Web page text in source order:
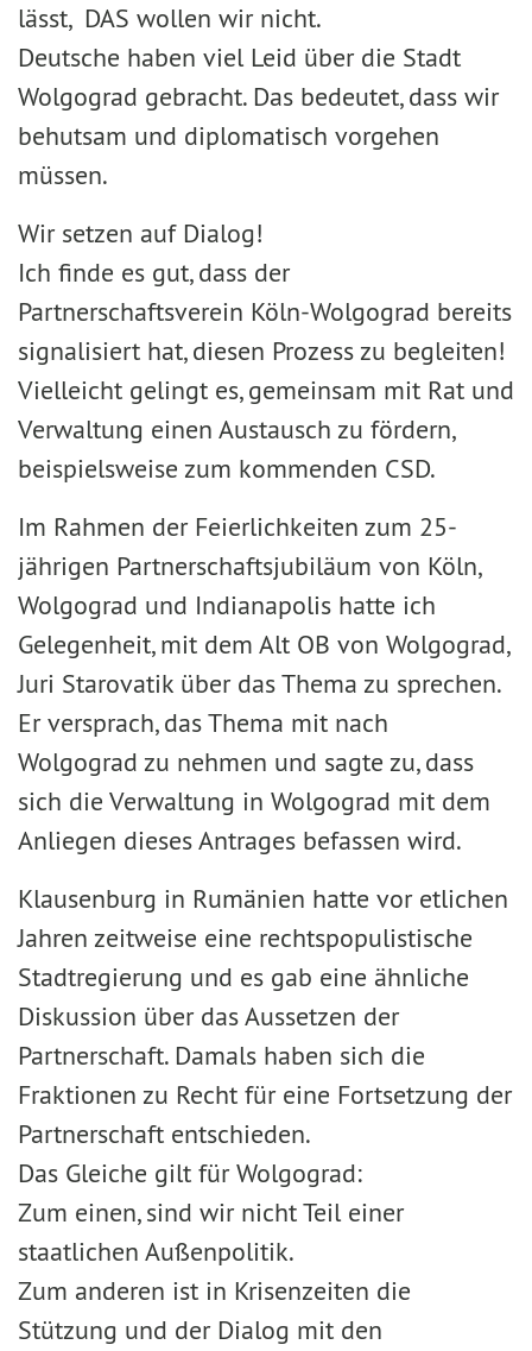
lässt, DAS wollen wir nicht.
Deutsche haben viel Leid über die Stadt
Wolgograd gebracht. Das bedeutet, dass wir
behutsam und diplomatisch vorgehen
müssen.
Wir setzen auf Dialog!
Ich finde es gut, dass der
Partnerschaftsverein Köln-Wolgograd bereits
signalisiert hat, diesen Prozess zu begleiten!
Vielleicht gelingt es, gemeinsam mit Rat und
Verwaltung einen Austausch zu fördern,
beispielsweise zum kommenden CSD.
Im Rahmen der Feierlichkeiten zum 25-
jährigen Partnerschaftsjubiläum von Köln,
Wolgograd und Indianapolis hatte ich
Gelegenheit, mit dem Alt OB von Wolgograd,
Juri Starovatik über das Thema zu sprechen.
Er versprach, das Thema mit nach
Wolgograd zu nehmen und sagte zu, dass
sich die Verwaltung in Wolgograd mit dem
Anliegen dieses Antrages befassen wird.
Klausenburg in Rumänien hatte vor etlichen
Jahren zeitweise eine rechtspopulistische
Stadtregierung und es gab eine ähnliche
Diskussion über das Aussetzen der
Partnerschaft. Damals haben sich die
Fraktionen zu Recht für eine Fortsetzung der
Partnerschaft entschieden.
Das Gleiche gilt für Wolgograd:
Zum einen, sind wir nicht Teil einer
staatlichen Außenpolitik.
Zum anderen ist in Krisenzeiten die
Stützung und der Dialog mit den